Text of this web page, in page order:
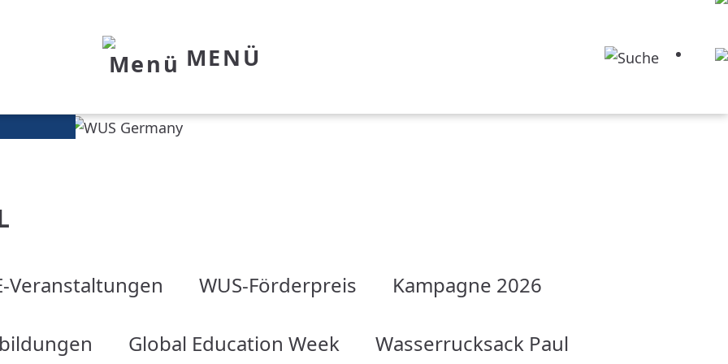
MENÜ
Veranstaltungen WUS-Förderpreis Kampagne 2026
Global Education Week Wasserrucksack Paul